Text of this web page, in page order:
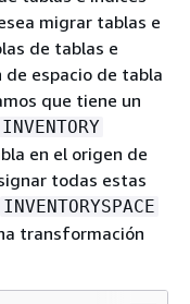
migrar tablas e
de tablas e
espacio de tabla
que tiene un
INVENTORY
en el origen de
todas estas
INVENTORYSPACE
transformación